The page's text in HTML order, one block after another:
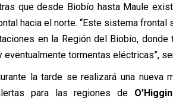
que desde Biobío hasta Maule
hacia el norte. “Este sistema frontal
en la Región del Biobío,
eventualmente tormentas eléctricas”,
la tarde se realizará una nueva
para las regiones de